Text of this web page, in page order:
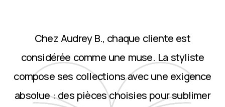
Chez Audrey B., chaque cliente est
considérée comme une muse. La styliste
compose ses collections avec une exigence
absolue : des pièces choisies pour sublimer